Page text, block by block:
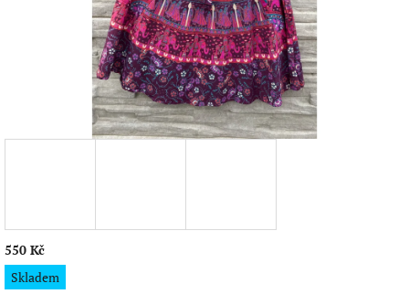
550 Kč
Měrná
cena:
Skladem